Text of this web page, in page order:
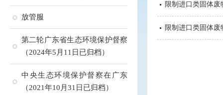
放管服
第二轮广东省生态环境保护督察
（2024年5月11日已归档）
中央生态环境保护督察在广东
（2021年10月31日已归档）
限制进口类固体废
限制进口类固体废